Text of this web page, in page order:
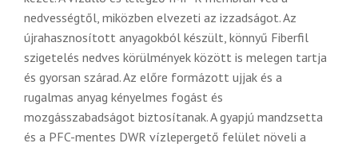
nedvességtől, miközben elvezeti az izzadságot. Az
újrahasznosított anyagokból készült, könnyű Fiberfil
szigetelés nedves körülmények között is melegen tartja
és gyorsan szárad. Az előre formázott ujjak és a
rugalmas anyag kényelmes fogást és
mozgásszabadságot biztosítanak. A gyapjú mandzsetta
és a PFC-mentes DWR vízlepergető felület növeli a